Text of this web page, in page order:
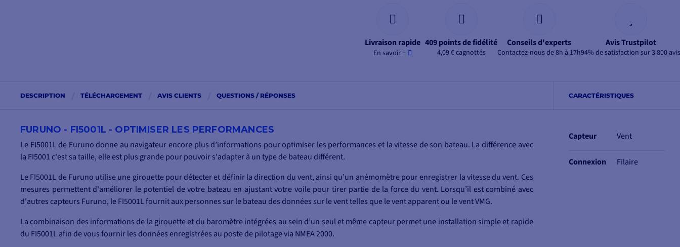
Livraison rapide
En savoir +
409 points de fidélité
4,09 € cagnottés
Conseils d'experts
Contactez-nous de 8h à 17h
Avis Trustpilot
94% de satisfaction sur 3 800 avis
CARACTÉRISTIQUES
Capteur Vent
Connexion Filaire
DESCRIPTION TÉLÉCHARGEMENT AVIS CLIENTS QUESTIONS / RÉPONSES
FURUNO - FI5001L - OPTIMISER LES PERFORMANCES
Le FI5001L de Furuno donne au navigateur encore plus d’informations pour optimiser les performances et la vitesse de son bateau. La différence avec
la FI5001 c'est sa taille, elle est plus grande pour pouvoir s'adapter à un type de bateau différent.
Le FI5001L de Furuno utilise une girouette pour détecter et définir la direction du vent, ainsi qu’un anémomètre pour enregistrer la vitesse du vent. Ces
mesures permettent d'améliorer le potentiel de votre bateau en ajustant votre voile pour tirer partie de la force du vent. Lorsqu’il est combiné avec
d'autres capteurs Furuno, le FI5001L fournit aux personnes sur le bateau des données sur le vent telles que le vent apparent ou le vent VMG.
La combinaison des informations de la girouette et du baromètre intégrées au sein d’un seul et même capteur permet une installation simple et rapide
du FI5001L afin de vous fournir les données enregistrées au poste de pilotage via NMEA 2000.